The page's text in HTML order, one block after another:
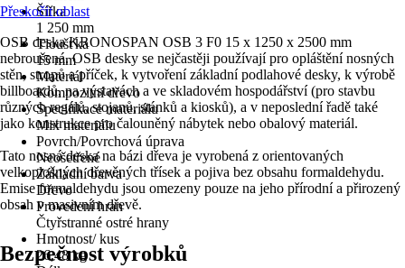
Šířka
1 250 mm
Tloušťka
15 mm
Materiál
Kompozitní dřevo
Specifikace materiálu
Mix materiálu
Povrch/Povrchová úprava
Neošetřené
Základní barva
Dřevo
Provedení hran
Čtyřstranné ostré hrany
Hmotnost/ kus
26,48 kg
Přeskočit oblast
OSB deska KRONOSPAN OSB 3 F0 15 x 1250 x 2500 mm
nebroušená. OSB desky se nejčastěji používají pro opláštění nosných
stěn, stropů a příček, k vytvoření základní podlahové desky, k výrobě
billboardů, na výstavách a ve skladovém hospodářství (pro stavbu
různých regálů, stojanů, stánků a kiosků), a v neposlední řadě také
jako konstrukce pro čalouněný nábytek nebo obalový materiál.
Tato nosná deska na bázi dřeva je vyrobená z orientovaných
velkoplošných dřevěných třísek a pojiva bez obsahu formaldehydu.
Emise formaldehydu jsou omezeny pouze na jeho přírodní a přirozený
obsah v masivním dřevě.
Bezpečnost výrobků